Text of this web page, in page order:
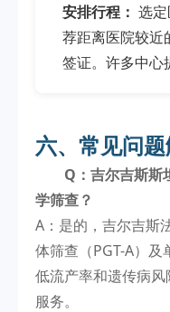
安排行程： 选
荐距离医院较近
签证。许多中心
六、常见问
Q：吉尔吉斯斯
学筛查？
A：是的，吉尔吉斯
体筛查（PGT-A）
低流产率和遗传病
服务。